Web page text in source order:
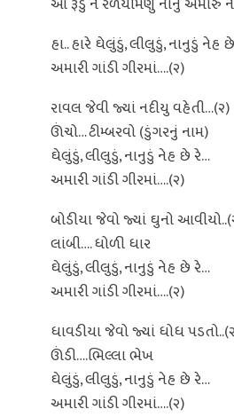
હા.. હારે ઘેલુંડું, લીલુડું, નાનુડું નેહ
અમારી ગાંડી ગીરમાં….(૨)
રાવલ જેવી જ્યાં નદીયુ વહેતી…(૨)
ઊંચો… ટીમ્બરવો (ડુંગરનું નામ)
ઘેલુંડું, લીલુડું, નાનુડું નેહ છે રે…
અમારી ગાંડી ગીરમાં….(૨)
બોડીયા જેવો જ્યાં ઘુનો
લાંબી…. ધોળી ધાર
ઘેલુંડું, લીલુડું, નાનુડું નેહ છે રે…
અમારી ગાંડી ગીરમાં….(૨)
ધાવડીયા જેવો જ્યાં ધોધ
ઊંડી….ભિલ્લા ભેખ
ઘેલુંડું, લીલુડું, નાનુડું નેહ છે રે…
અમારી ગાંડી ગીરમાં….(૨)